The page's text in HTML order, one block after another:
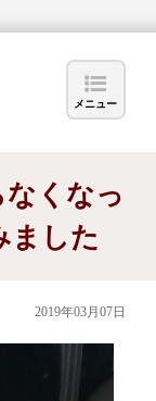
メニュー
くなっ
ました
2019年03月07日